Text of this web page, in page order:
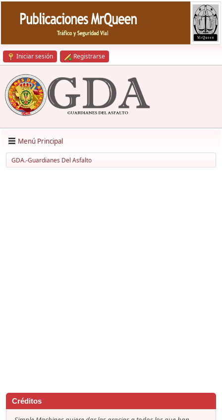
Iniciar sesión Registrarse
Menú Principal
GDA.-Guardianes Del Asfalto
Créditos